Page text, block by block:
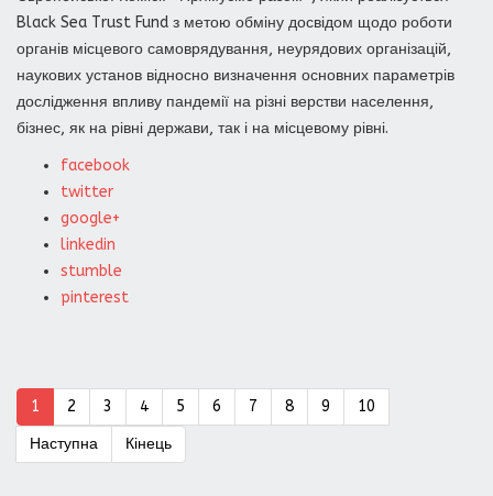
Black Sea Trust Fund з метою обміну досвідом щодо роботи
органів місцевого самоврядування, неурядових організацій,
наукових установ відносно визначення основних параметрів
дослідження впливу пандемії на різні верстви населення,
бізнес, як на рівні держави, так і на місцевому рівні.
facebook
twitter
google+
linkedin
stumble
pinterest
1 2 3 4 5 6 7 8 9
10
Наступна
Кінець